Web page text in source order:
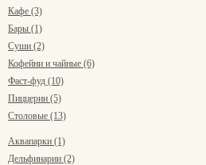
Кафе (3)
Бары (1)
Суши (2)
Кофейни и чайные (6)
Фаст-фуд (10)
Пиццерии (5)
Столовые (13)
Аквапарки (1)
Дельфинарии (2)